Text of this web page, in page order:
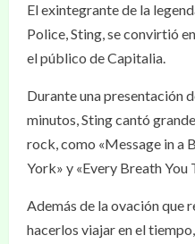
El exintegrante de la
Police, Sting, se convirtió
el público de Capitalia.
Durante una presentación
minutos, Sting cantó
rock, como «Message in a
York» y «Every Breath You
Además de la ovación que
hacerlos viajar en el